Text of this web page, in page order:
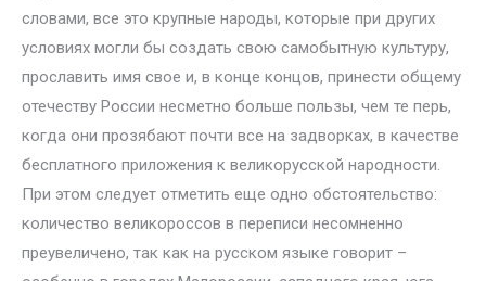
словами, все это крупные народы, которые при других
условиях могли бы создать свою самобытную культуру,
прославить имя свое и, в конце концов, принести общему
отечеству России несметно больше пользы, чем те перь,
когда они прозябают почти все на задворках, в качестве
бесплатного приложения к великорусской народности.
При этом следует отметить еще одно обстоятельство:
количество великороссов в переписи несомненно
преувеличено, так как на русском языке говорит –